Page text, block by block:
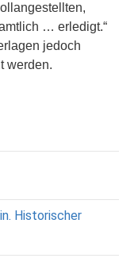
… erledigt.“
jedoch
werden.
Historischer